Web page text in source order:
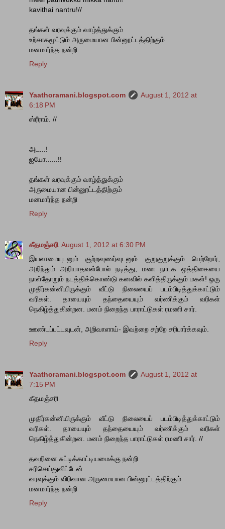
kavithai nantru!//
தங்கள் வரவுக்கும் வாழ்த்துக்கும்
உற்சாகமூட்டும் அருமையான பின்னூட்டத்திற்கும்
மனமார்ந்த நன்றி
Reply
Yaathoramani.blogspot.com
August 1, 2012 at
6:18 PM
ஸ்ரீராம். //
அட...!
ஐயோ......!!
தங்கள் வரவுக்கும் வாழ்த்துக்கும்
அருமையான பின்னூட்டத்திற்கும்
மனமார்ந்த நன்றி
Reply
கீதமஞ்சரி August 1, 2012 at 6:30 PM
இயலாமையுடனும் குற்றவுணர்வுடனும் குறுகுறுக்கும் பெற்றோர்,
அறிந்தும் அறியாதவள்போல் நடித்து, மண நாடக ஒத்திகையை
நாள்தோறும் நடத்திக்கொண்டு கனவில் களித்திருக்கும் மகள்! ஒரு
முதிர்கன்னியிருக்கும் வீட்டு நிலையைப் படம்பிடித்துக்காட்டும்
வரிகள். தாயையும் தந்தையையும் வர்ணிக்கும் வரிகள்
நெகிழ்த்துகின்றன. மனம் நிறைந்த பாராட்டுகள் ரமணி சார்.
ஊண்டப்பட்டவுடன், அறிவாளாய்- இவற்றை சற்றே சரிபார்க்கவும்.
Reply
Yaathoramani.blogspot.com
August 1, 2012 at
7:15 PM
கீதமஞ்சரி
முதிர்கன்னியிருக்கும் வீட்டு நிலையைப் படம்பிடித்துக்காட்டும்
வரிகள். தாயையும் தந்தையையும் வர்ணிக்கும் வரிகள்
நெகிழ்த்துகின்றன. மனம் நிறைந்த பாராட்டுகள் ரமணி சார். //
தவறினை சுட்டிக்காட்டியமைக்கு நன்றி
சரிசெய்துவிட்டேன்
வரவுக்கும் விரிவான அருமையான பின்னூட்டத்திற்கும்
மனமார்ந்த நன்றி
Reply